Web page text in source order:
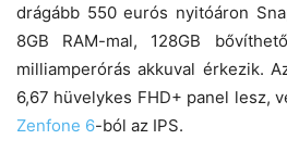
drágább 550 eurós nyitóáron
8GB RAM-mal, 128GB
milliamperórás akkuval érkezik.
6,67 hüvelykes FHD+ panel lesz,
Zenfone 6-ból az IPS.